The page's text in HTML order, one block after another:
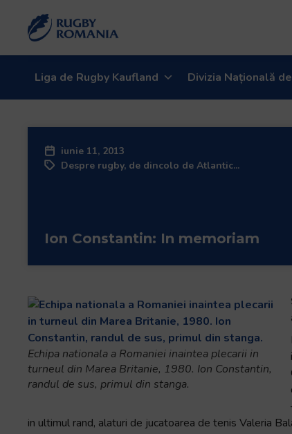
Liga de Rugby Kaufland Divizia Națională
iunie 11, 2013
Despre rugby, de dincolo de Atlantic...
Ion Constantin: In memoriam
Echipa nationala a Romaniei inaintea plecarii in
turneul din Marea Britanie, 1980. Ion Constantin,
randul de sus, primul din stanga.
in ultimul rand, alaturi de jucatoarea de tenis Valeria